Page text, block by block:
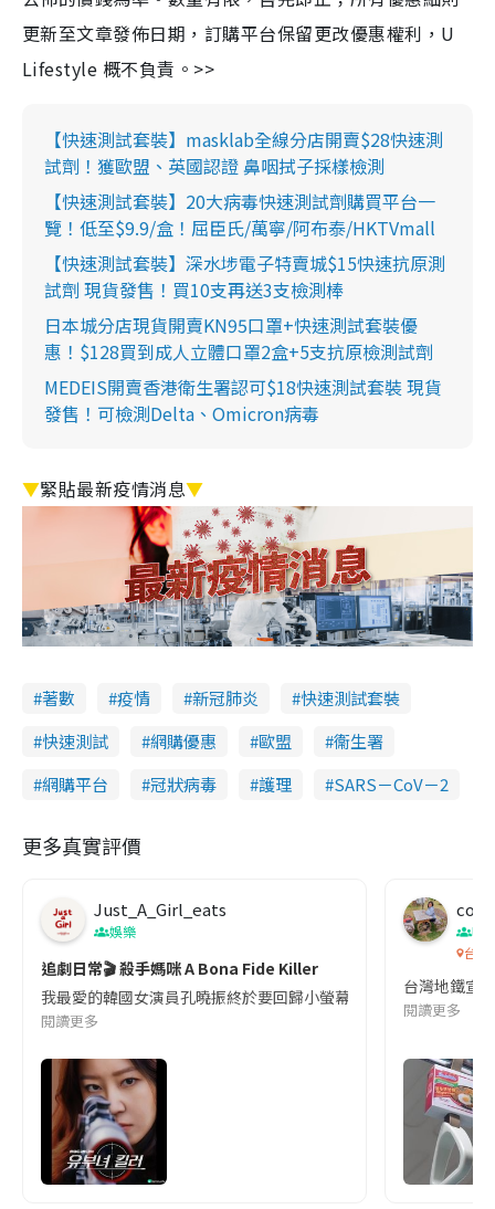
更新至文章發佈日期，訂購平台保留更改優惠權利，U
Lifestyle 概不負責。>>
【快速測試套裝】masklab全線分店開賣$28快速測
試劑！獲歐盟、英國認證 鼻咽拭子採樣檢測
【快速測試套裝】20大病毒快速測試劑購買平台一
覽！低至$9.9/盒！屈臣氏/萬寧/阿布泰/HKTVmall
【快速測試套裝】深水埗電子特賣城$15快速抗原測
試劑 現貨發售！買10支再送3支檢測棒
日本城分店現貨開賣KN95口罩+快速測試套裝優
惠！$128買到成人立體口罩2盒+5支抗原檢測試劑
MEDEIS開賣香港衛生署認可$18快速測試套裝 現貨
發售！可檢測Delta、Omicron病毒
▼緊貼最新疫情消息▼
著數 疫情 新冠肺炎
快速測試套裝
快速測試
網購優惠 歐盟
衞生署
網購平台
冠狀病毒 護理 SARS－CoV－2
更多真實評價
Just_A_Girl_eats
娛樂
追劇日常🎬 殺手媽咪 A Bona Fide Killer
我最愛的韓國女演員孔曉振終於要回歸小螢幕啦!這次的劇本改編
閱讀更多
co
吹
台灣
台灣地鐵宣
閱讀更多